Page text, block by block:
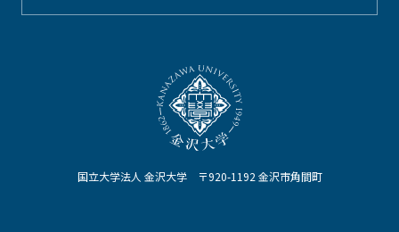
国立大学法人 金沢大学 〒920-1192 金沢市角間町